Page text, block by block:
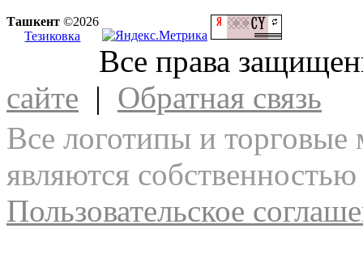
Ташкент ©2026
Тезиковка
Все права
сайте | Обратная связь
Все логотипы и торговые
являются
Пользовательское